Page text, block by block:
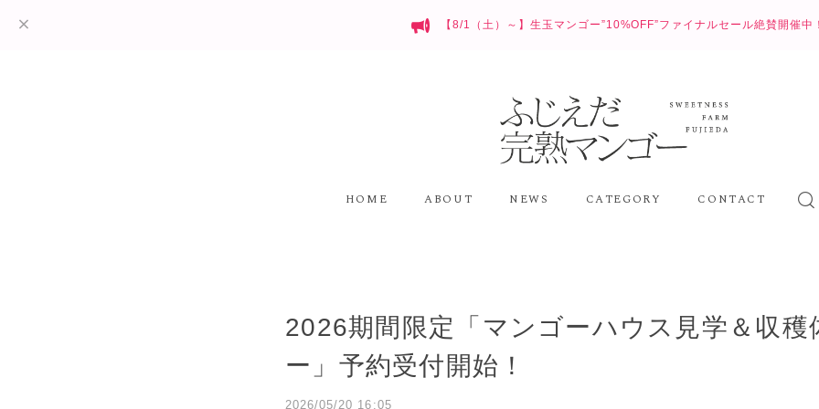
【8/1（土）～】生玉マンゴー”10%OFF”ファイナルセール絶賛開催中！
HOME ABOUT NEWS CATEGORY CONTACT
2026期間限定「マンゴーハウス見学＆収穫
ー」予約受付開始！
2026/05/20 16:05